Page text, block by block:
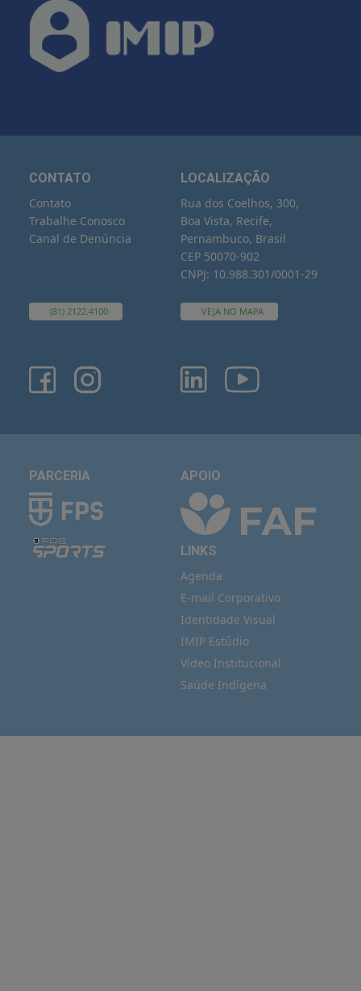
CONTATO
Contato
Trabalhe Conosco
Canal de Denúncia
(81) 2122.4100
LOCALIZAÇÃO
Rua dos Coelhos, 300,
Boa Vista, Recife,
Pernambuco, Brasil
CEP 50070-902
CNPJ: 10.988.301/0001-29
VEJA NO MAPA
PARCERIA APOIO
LINKS
Agenda
E-mail Corporativo
Identidade Visual
IMIP Estúdio
Vídeo Institucional
Saúde Indígena